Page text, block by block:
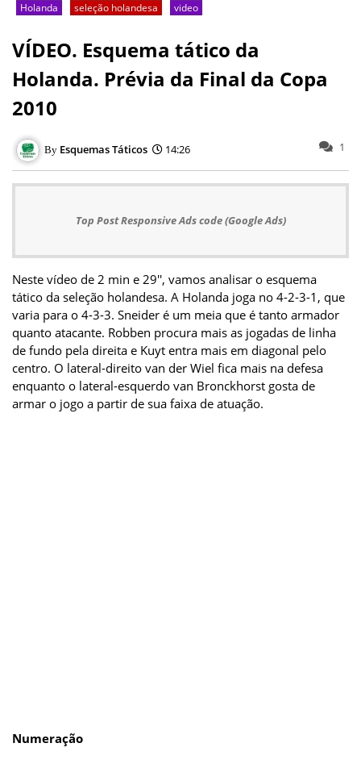
Holanda
seleção holandesa video
VÍDEO. Esquema tático da
Holanda. Prévia da Final da Copa
2010
Esquemas Táticos 14:26 1
Top Post Responsive Ads code (Google Ads)
Neste vídeo de 2 min e 29'', vamos analisar o esquema
tático da seleção holandesa. A Holanda joga no 4-2-3-1, que
varia para o 4-3-3. Sneider é um meia que é tanto armador
quanto atacante. Robben procura mais as jogadas de linha
de fundo pela direita e Kuyt entra mais em diagonal pelo
centro. O lateral-direito van der Wiel fica mais na defesa
enquanto o lateral-esquerdo van Bronckhorst gosta de
armar o jogo a partir de sua faixa de atuação.
Numeração